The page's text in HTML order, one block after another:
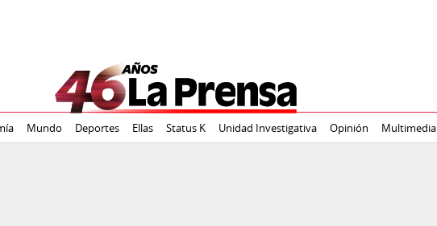
Mundo Deportes Ellas Status K Unidad Investigativa Opinión Multimedia